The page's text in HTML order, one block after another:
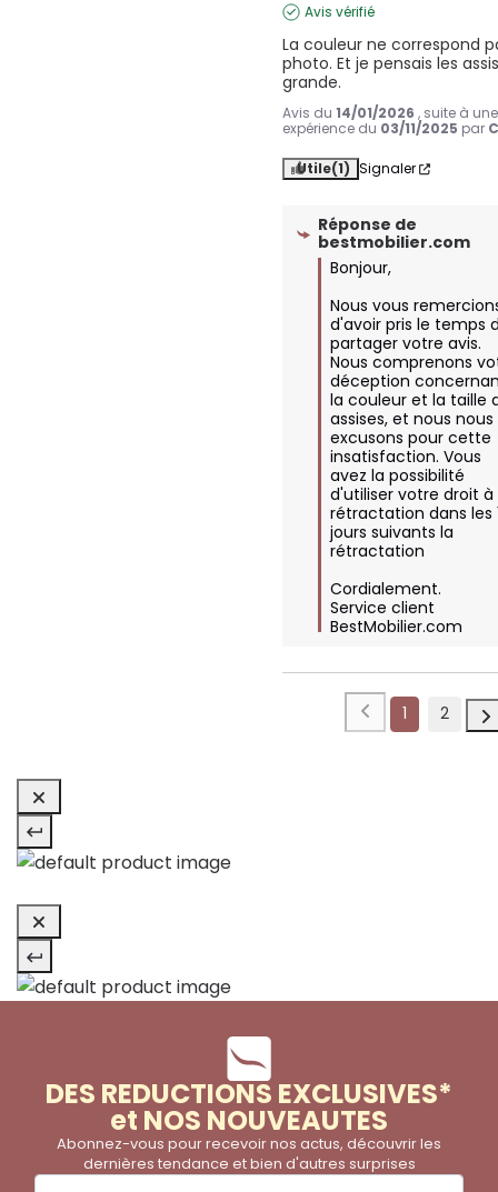
Avis vérifié
La couleur ne correspond
photo. Et je pensais les
grande.
Avis du14/01/2026 , suite à une
expérience du 03/11/2025 par
Utile(1) Signaler
Réponse de
bestmobilier.com
Bonjour,
Nous vous
d'avoir pris le temps
partager votre avis.
Nous comprenons
déception
la couleur et la taille
assises, et nous nous
excusons pour cette
insatisfaction. Vous
avez la possibilité
d'utiliser votre droit à
rétractation dans les
jours suivants la
rétractation
Cordialement.
Service client
BestMobilier.com
1 2
DES REDUCTIONS EXCLUSIVES*
et NOS NOUVEAUTES
Abonnez-vous pour recevoir nos actus, découvrir les
dernières tendance et bien d'autres surprises